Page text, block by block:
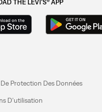
THE LEVI'S® APP
Protection Des Données
D'utilisation